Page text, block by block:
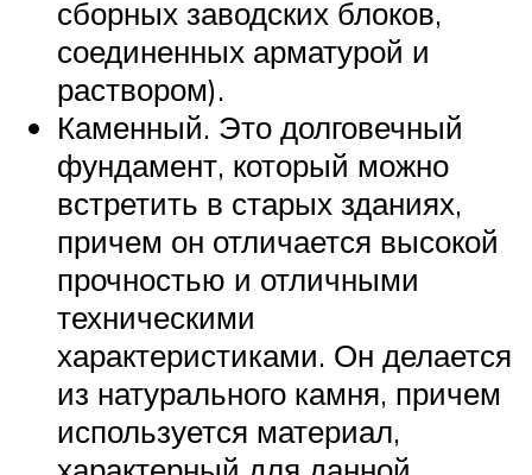
сборных заводских блоков,
соединенных арматурой и
раствором).
Каменный. Это долговечный
фундамент, который можно
встретить в старых зданиях,
причем он отличается высокой
прочностью и отличными
техническими
характеристиками. Он делается
из натурального камня, причем
используется материал,